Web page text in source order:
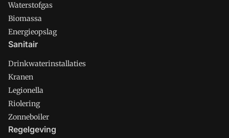
Waterstofgas
Biomassa
Energieopslag
Sanitair
Drinkwaterinstallaties
Kranen
Legionella
Riolering
Zonneboiler
Regelgeving